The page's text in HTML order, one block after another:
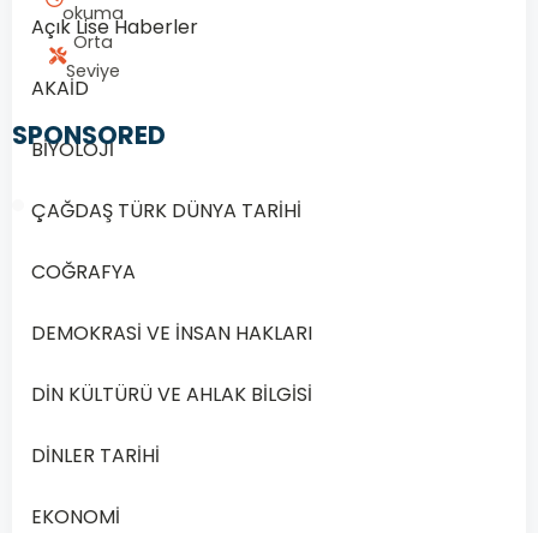
okuma
Orta
Seviye
SPONSORED
Aşağıdakilerden
mantık
Açık Lise Haberler
AKAİD
BİYOLOJİ
ÇAĞDAŞ TÜRK DÜNYA TARİHİ
COĞRAFYA
DEMOKRASİ VE İNSAN HAKLARI
DİN KÜLTÜRÜ VE AHLAK BİLGİSİ
DİNLER TARİHİ
EKONOMİ